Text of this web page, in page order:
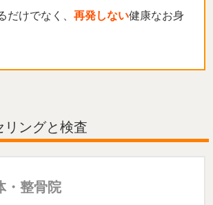
けでなく、 再発しない健康なお身
ングと検査
・整骨院